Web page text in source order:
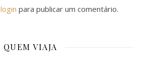
login para publicar um comentário.
QUEM VIAJA